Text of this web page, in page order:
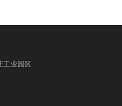
工业园区